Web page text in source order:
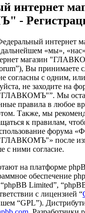
интернет
-
интернет
«мы»,
магазин
Вы принимаете
согласны с одним,
не заходите на
"ГЛАВКОМЪ"”. Мы
правила в любое
Также, мы
к правилам,
форума
"ГЛАВКОМЪ"» после
с ними согласие.
на платформе
обеспечение
Limited”,
с лицензией “
“GPL”).